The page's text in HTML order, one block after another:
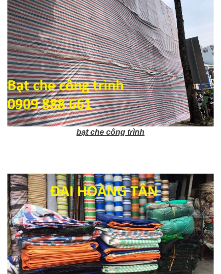
bạt che công trình